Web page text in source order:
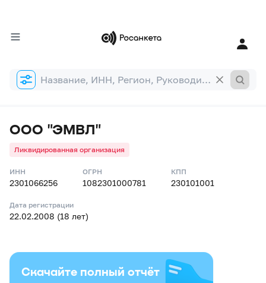
Форма
поиска
ООО "ЭМВЛ"
Ликвидированная организация
ИНН
2301066256
ОГРН
1082301000781
КПП
230101001
Дата регистрации
22.02.2008 (18 лет)
Скачайте полный отчёт